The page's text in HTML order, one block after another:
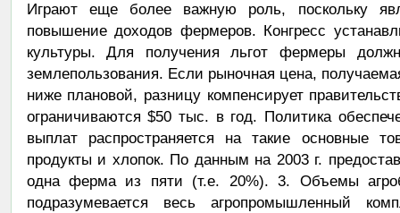
Играют еще более важную роль, поскольку
повышение доходов фермеров. Конгресс
культуры. Для получения льгот фермеры
землепользования. Если рыночная цена,
ниже плановой, разницу компенсирует
ограничиваются $50 тыс. в год. Политика
выплат распространяется на такие основные
продукты и хлопок. По данным на 2003 г.
одна ферма из пяти (т.е. 20%). 3. Объемы
подразумевается весь агропромышленный